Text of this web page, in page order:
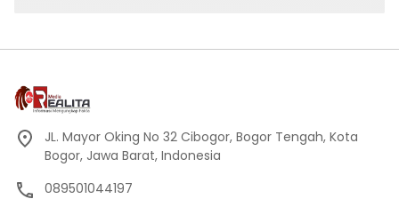
JL. Mayor Oking No 32 Cibogor, Bogor Tengah, Kota
Bogor, Jawa Barat, Indonesia
089501044197